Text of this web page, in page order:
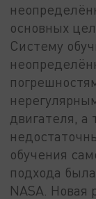
основных
Систему
двигателя, а
обучения
подхода
NASA. Новая